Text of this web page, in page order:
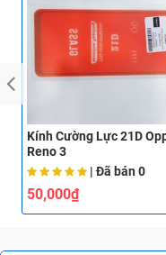
Kính Cường Lực 21D
Reno 3
| Đã bán 0
50,000₫